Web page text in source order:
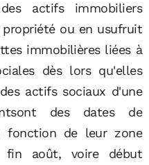
actifs immobiliers
ou en usufruit
immobilières liées à
dès lors qu'elles
actifs sociaux d'une
des dates de
fonction de leur zone
fin août, voire début